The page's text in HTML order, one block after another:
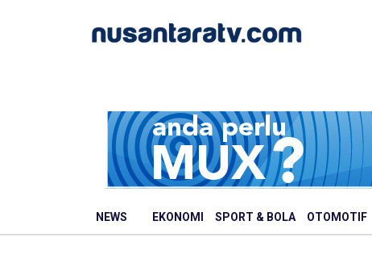
NEWS EKONOMI SPORT & BOLA OTOMOTIF